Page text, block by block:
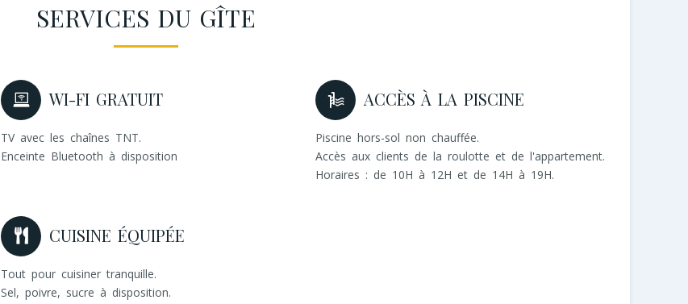
SERVICES DU GÎTE
WI-FI GRATUIT
TV avec les chaînes TNT.
Enceinte Bluetooth à disposition
ACCÈS À LA PISCINE
Piscine hors-sol non chauffée.
Accès aux clients de la roulotte et de l'appartement.
Horaires : de 10H à 12H et de 14H à 19H.
CUISINE ÉQUIPÉE
Tout pour cuisiner tranquille.
Sel, poivre, sucre à disposition.